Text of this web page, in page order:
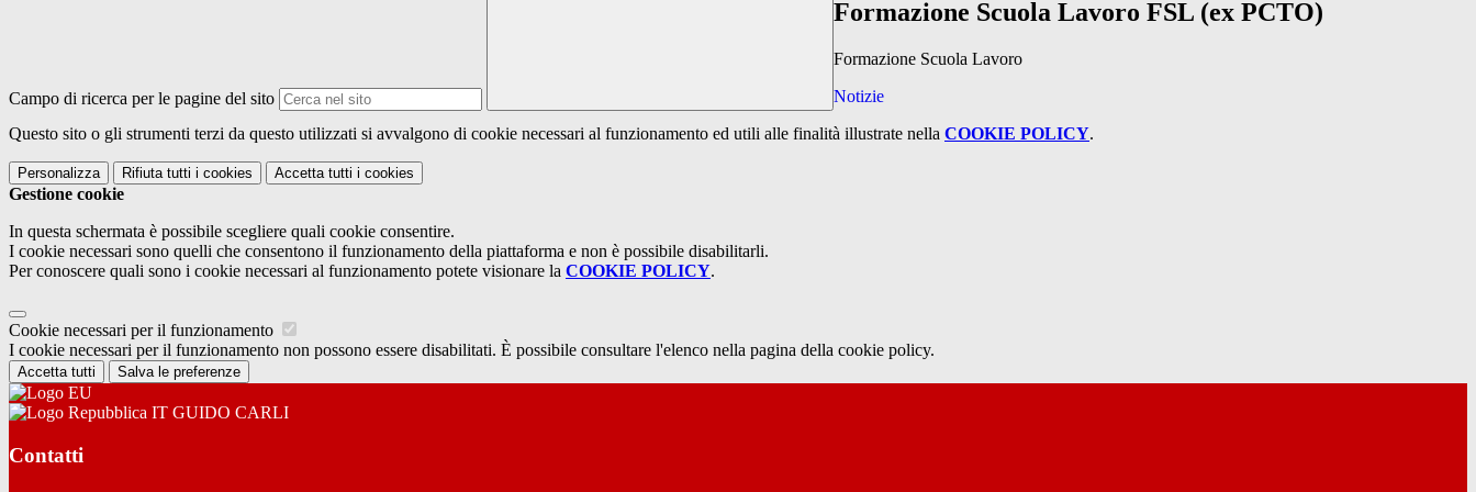
Campo di ricerca per le pagine del sito
Formazione Scuola Lavoro FSL (ex PCTO)
Formazione Scuola Lavoro
Notizie
Questo sito o gli strumenti terzi da questo utilizzati si avvalgono di cookie necessari al funzionamento ed utili alle finalità illustrate nella COOKIE POLICY.
Personalizza Rifiuta tutti i cookies Accetta tutti i cookies
Gestione cookie
In questa schermata è possibile scegliere quali cookie consentire.
I cookie necessari sono quelli che consentono il funzionamento della piattaforma e non è possibile disabilitarli.
Per conoscere quali sono i cookie necessari al funzionamento potete visionare la COOKIE POLICY.
Cookie necessari per il funzionamento
I cookie necessari per il funzionamento non possono essere disabilitati. È possibile consultare l'elenco nella pagina della cookie policy.
Accetta tutti Salva le preferenze
IT GUIDO CARLI
Contatti